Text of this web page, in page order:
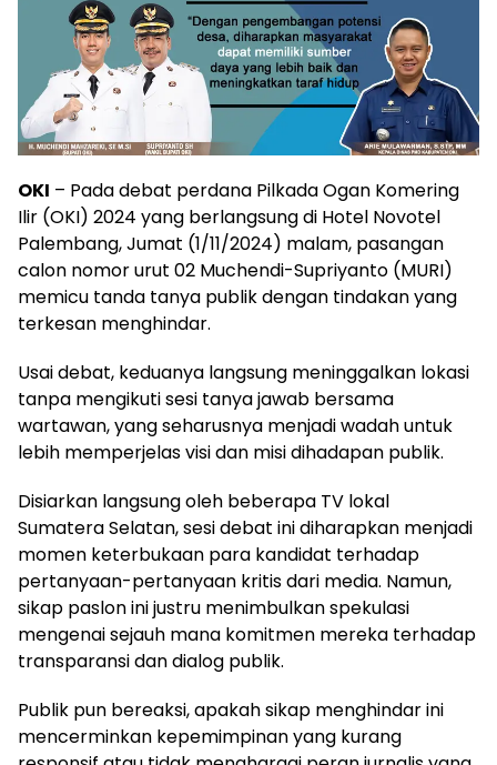
OKI – Pada debat perdana Pilkada Ogan Komering
Ilir (OKI) 2024 yang berlangsung di Hotel Novotel
Palembang, Jumat (1/11/2024) malam, pasangan
calon nomor urut 02 Muchendi-Supriyanto (MURI)
memicu tanda tanya publik dengan tindakan yang
terkesan menghindar.
Usai debat, keduanya langsung meninggalkan lokasi
tanpa mengikuti sesi tanya jawab bersama
wartawan, yang seharusnya menjadi wadah untuk
lebih memperjelas visi dan misi dihadapan publik.
Disiarkan langsung oleh beberapa TV lokal
Sumatera Selatan, sesi debat ini diharapkan menjadi
momen keterbukaan para kandidat terhadap
pertanyaan-pertanyaan kritis dari media. Namun,
sikap paslon ini justru menimbulkan spekulasi
mengenai sejauh mana komitmen mereka terhadap
transparansi dan dialog publik.
Publik pun bereaksi, apakah sikap menghindar ini
mencerminkan kepemimpinan yang kurang